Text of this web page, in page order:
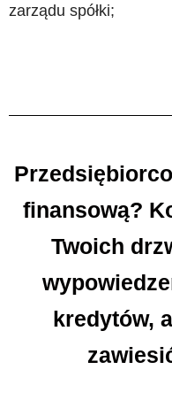
zarządu spółki;
finansową?
Twoich
kredytów,